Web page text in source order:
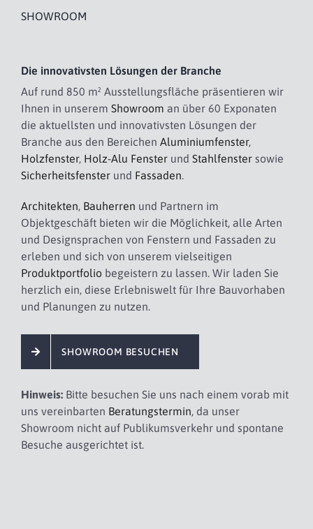
SHOWROOM
Die innovativsten Lösungen der Branche
Auf rund 850 m² Ausstellungsfläche präsentieren wir
Ihnen in unserem Showroom an über 60 Exponaten
die aktuellsten und innovativsten Lösungen der
Branche aus den Bereichen Aluminiumfenster,
Holzfenster, Holz-Alu Fensterund Stahlfenstersowie
Sicherheitsfensterund Fassaden.
Architekten, Bauherren und Partnern im
Objektgeschäft bieten wir die Möglichkeit, alle Arten
und Designsprachen von Fenstern und Fassaden zu
erleben und sich von unserem vielseitigen
Produktportfoliobegeistern zu lassen. Wir laden Sie
herzlich ein, diese Erlebniswelt für Ihre Bauvorhaben
und Planungen zu nutzen.
SHOWROOM BESUCHEN
Hinweis:Bitte besuchen Sie uns nach einem vorab mit
uns vereinbarten Beratungstermin, da unser
Showroom nicht auf Publikumsverkehr und spontane
Besuche ausgerichtet ist.